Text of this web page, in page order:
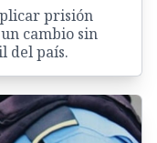
prisión
cambio sin
del país.